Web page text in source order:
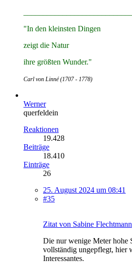
"In den kleinsten Dingen
zeigt die Natur
ihre größten Wunder."
Carl von Linné (1707 - 1778)
Werner
querfeldein
Reaktionen
19.428
Beiträge
18.410
Einträge
26
25. August 2024 um 08:41
#35
Zitat von Sabine Flechtmann
Die nur wenige Meter hohe
vollständig ungepflegt, hier
Interessantes.